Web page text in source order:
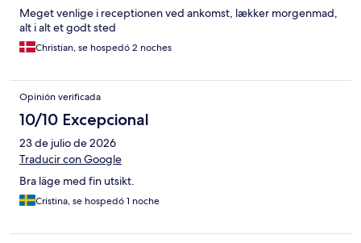
Meget venlige i receptionen ved ankomst, lækker morgenmad,
alt i alt et godt sted
Christian, se hospedó 2 noches
Opinión verificada
10/10 Excepcional
23 de julio de 2026
Traducir con Google
Bra läge med fin utsikt.
Cristina, se hospedó 1 noche